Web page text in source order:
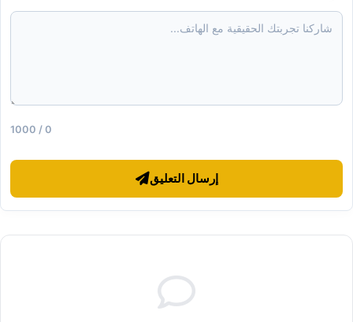
0 / 1000
إرسال التعليق